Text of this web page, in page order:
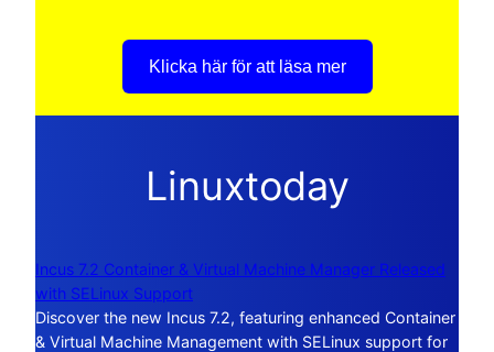
Klicka här för att läsa mer
Linuxtoday
Incus 7.2 Container & Virtual Machine Manager Released
with SELinux Support
Discover the new Incus 7.2, featuring enhanced Container
& Virtual Machine Management with SELinux support for